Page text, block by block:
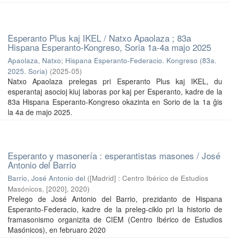
Esperanto Plus kaj IKEL / Natxo Apaolaza ; 83a
Hispana Esperanto-Kongreso, Soria 1a-4a majo 2025
Apaolaza, Natxo; Hispana Esperanto-Federacio. Kongreso (83a.
2025. Soria) (2025-05)
Natxo Apaolaza prelegas pri Esperanto Plus kaj IKEL, du
esperantaj asocioj kiuj laboras por kaj per Esperanto, kadre de la
83a Hispana Esperanto-Kongreso okazinta en Sorio de la 1a ĝis
la 4a de majo 2025.
Esperanto y masonería : esperantistas masones / José
Antonio del Barrio
Barrio, José Antonio del ([Madrid] : Centro Ibérico de Estudios
Masónicos, [2020], 2020)
Prelego de José Antonio del Barrio, prezidanto de Hispana
Esperanto-Federacio, kadre de la preleg-ciklo pri la historio de
framasonismo organizita de CIEM (Centro Ibérico de Estudios
Masónicos), en februaro 2020